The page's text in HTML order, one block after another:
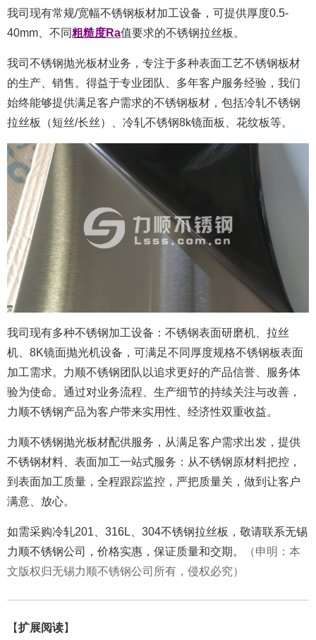
我司现有常规/宽幅不锈钢板材加工设备，可提供厚度0.5-
40mm、不同粗糙度Ra值要求的不锈钢拉丝板。
我司不锈钢抛光板材业务，专注于多种表面工艺不锈钢板材
的生产、销售。得益于专业团队、多年客户服务经验，我们
始终能够提供满足客户需求的不锈钢板材，包括冷轧不锈钢
拉丝板（短丝/长丝）、冷轧不锈钢8k镜面板、花纹板等。
我司现有多种不锈钢加工设备：不锈钢表面研磨机、拉丝
机、8K镜面抛光机设备，可满足不同厚度规格不锈钢板表面
加工需求。力顺不锈钢团队以追求更好的产品信誉、服务体
验为使命。通过对业务流程、生产细节的持续关注与改善，
力顺不锈钢产品为客户带来实用性、经济性双重收益。
力顺不锈钢抛光板材配供服务，从满足客户需求出发，提供
不锈钢材料、表面加工一站式服务：从不锈钢原材料把控，
到表面加工质量，全程跟踪监控，严把质量关，做到让客户
满意、放心。
如需采购冷轧201、316L、304不锈钢拉丝板，敬请联系无锡
力顺不锈钢公司，价格实惠，保证质量和交期。
（申明：本
文版权归无锡力顺不锈钢公司所有，侵权必究）
【扩展阅读】